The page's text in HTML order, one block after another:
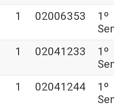
1 02006353
1º
1 02041233
1º
1 02041244
1º